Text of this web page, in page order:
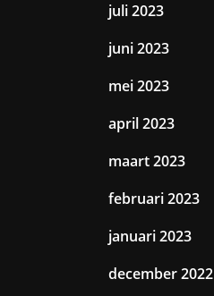
juli 2023
juni 2023
mei 2023
april 2023
maart 2023
februari 2023
januari 2023
december 2022